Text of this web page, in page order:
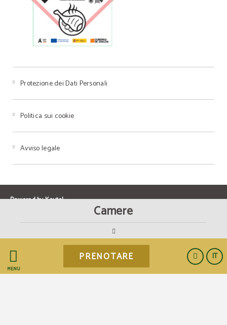
MENÙ
IT
PRENOTARE
Camere
Protezione dei Dati Personali
Politica sui cookie
Avviso legale
Powered by Keytel